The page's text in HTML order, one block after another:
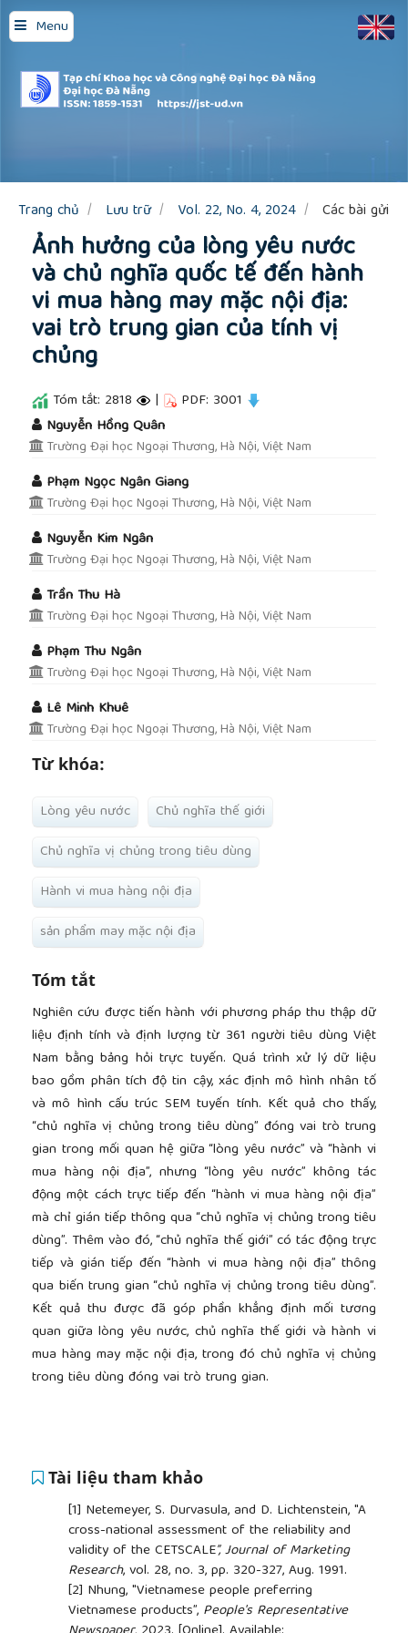
Menu
Quick
jump
to
page
content
Main
Sidebar
Trang chủ Lưu trữ Vol. 22, No. 4, 2024 Các bài gửi
Ảnh hưởng của lòng yêu nước
và chủ nghĩa quốc tế đến hành
vi mua hàng may mặc nội địa:
vai trò trung gian của tính vị
chủng
Tóm tắt: 2818 | PDF: 3001
Nguyễn Hồng Quân
Trường Đại học Ngoại Thương, Hà Nội, Việt Nam
Phạm Ngọc Ngân Giang
Trường Đại học Ngoại Thương, Hà Nội, Việt Nam
Nguyễn Kim Ngân
Trường Đại học Ngoại Thương, Hà Nội, Việt Nam
Trần Thu Hà
Trường Đại học Ngoại Thương, Hà Nội, Việt Nam
Phạm Thu Ngân
Trường Đại học Ngoại Thương, Hà Nội, Việt Nam
Lê Minh Khuê
Trường Đại học Ngoại Thương, Hà Nội, Việt Nam
Từ khóa:
Lòng yêu nước
Chủ nghĩa thế giới
Chủ nghĩa vị chủng trong tiêu dùng
Hành vi mua hàng nội địa
sản phẩm may mặc nội địa
Tóm tắt
Nghiên cứu được tiến hành với phương pháp thu thập dữ
liệu định tính và định lượng từ 361 người tiêu dùng Việt
Nam bằng bảng hỏi trực tuyến. Quá trình xử lý dữ liệu
bao gồm phân tích độ tin cậy, xác định mô hình nhân tố
và mô hình cấu trúc SEM tuyến tính. Kết quả cho thấy,
“chủ nghĩa vị chủng trong tiêu dùng” đóng vai trò trung
gian trong mối quan hệ giữa “lòng yêu nước” và “hành vi
mua hàng nội địa”, nhưng “lòng yêu nước” không tác
động một cách trực tiếp đến “hành vi mua hàng nội địa”
mà chỉ gián tiếp thông qua “chủ nghĩa vị chủng trong tiêu
dùng”. Thêm vào đó, “chủ nghĩa thế giới” có tác động trực
tiếp và gián tiếp đến “hành vi mua hàng nội địa” thông
qua biến trung gian “chủ nghĩa vị chủng trong tiêu dùng”.
Kết quả thu được đã góp phần khẳng định mối tương
quan giữa lòng yêu nước, chủ nghĩa thế giới và hành vi
mua hàng may mặc nội địa, trong đó chủ nghĩa vị chủng
trong tiêu dùng đóng vai trò trung gian.
Tài liệu tham khảo
[1] Netemeyer, S. Durvasula, and D. Lichtenstein, "A
cross-national assessment of the reliability and
validity of the CETSCALE”, Journal of Marketing
Research, vol. 28, no. 3, pp. 320-327, Aug. 1991.
[2] Nhung, "Vietnamese people preferring
Vietnamese products”, People's Representative